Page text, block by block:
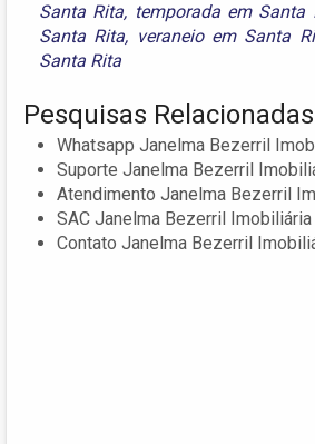
Santa Rita, temporada em Santa
Santa Rita, veraneio em Santa
Santa Rita
Pesquisas Relacionadas
Whatsapp Janelma Bezerril
Suporte Janelma Bezerril
Atendimento Janelma Bezerril
SAC Janelma Bezerril Imobiliária
Contato Janelma Bezerril